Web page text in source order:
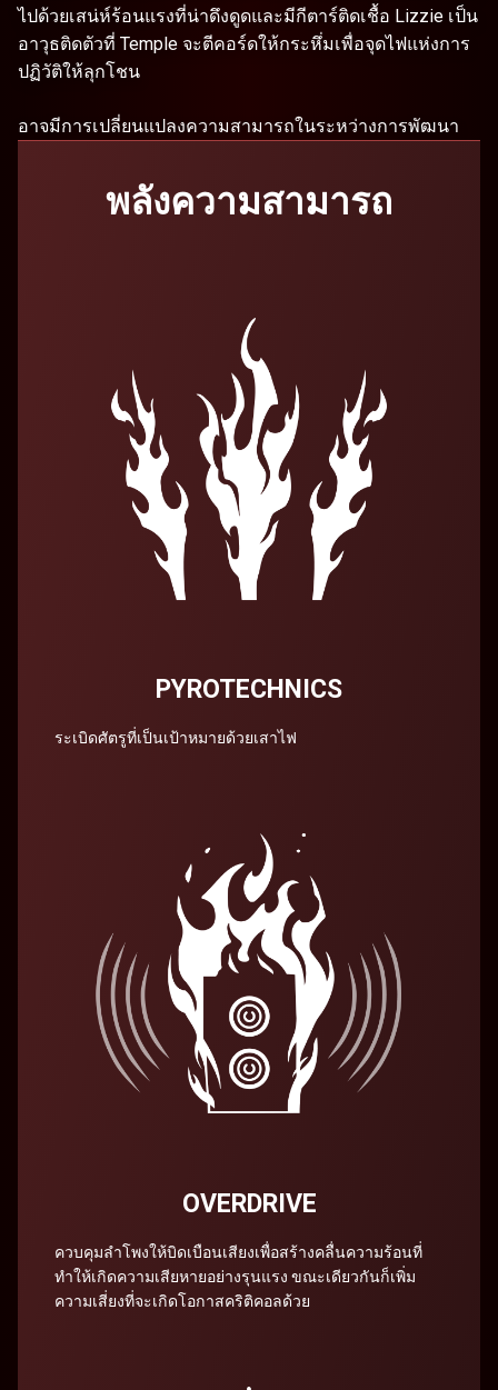
ไปด้วยเสน่ห์ร้อนแรงที่น่าดึงดูดและมีกีตาร์ติดเชื้อ Lizzie เป็น
อาวุธติดตัวที่ Temple จะตีคอร์ดให้กระหึ่มเพื่อจุดไฟแห่งการ
ปฏิวัติให้ลุกโชน
อาจมีการเปลี่ยนแปลงความสามารถในระหว่างการพัฒนา
พลังความสามารถ
PYROTECHNICS
ระเบิดศัตรูที่เป็นเป้าหมายด้วยเสาไฟ
OVERDRIVE
ควบคุมลำโพงให้บิดเบือนเสียงเพื่อสร้างคลื่นความร้อนที่
ทำให้เกิดความเสียหายอย่างรุนแรง ขณะเดียวกันก็เพิ่ม
ความเสี่ยงที่จะเกิดโอกาสคริติคอลด้วย